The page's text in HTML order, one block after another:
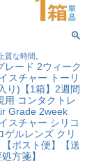
質な時間。
レード 2ウィーク
スチャー トーリ
り)【1箱】2週間
用 コンタクトレ
Grade 2week
スチャー シリコ
ゲルレンズ クリ
ポスト便】【送
方箋】